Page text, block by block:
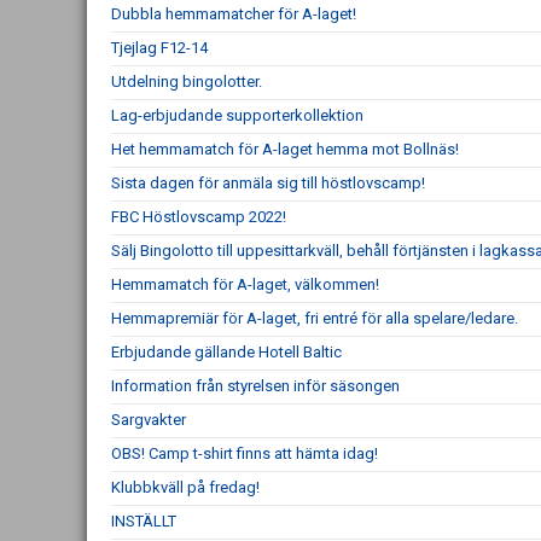
Dubbla hemmamatcher för A-laget!
Tjejlag F12-14
Utdelning bingolotter.
Lag-erbjudande supporterkollektion
Het hemmamatch för A-laget hemma mot Bollnäs!
Sista dagen för anmäla sig till höstlovscamp!
FBC Höstlovscamp 2022!
Sälj Bingolotto till uppesittarkväll, behåll förtjänsten i
Hemmamatch för A-laget, välkommen!
Hemmapremiär för A-laget, fri entré för alla spelare/ledare.
Erbjudande gällande Hotell Baltic
Information från styrelsen inför säsongen
Sargvakter
OBS! Camp t-shirt finns att hämta idag!
Klubbkväll på fredag!
INSTÄLLT